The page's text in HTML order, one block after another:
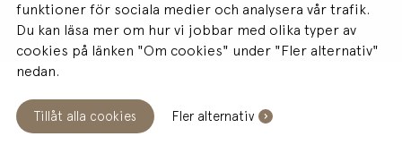
funktioner för sociala medier och analysera vår trafik.
Du kan läsa mer om hur vi jobbar med olika typer av
cookies på länken "Om cookies" under "Fler alternativ"
nedan.
Tillåt alla cookies Fler alternativ